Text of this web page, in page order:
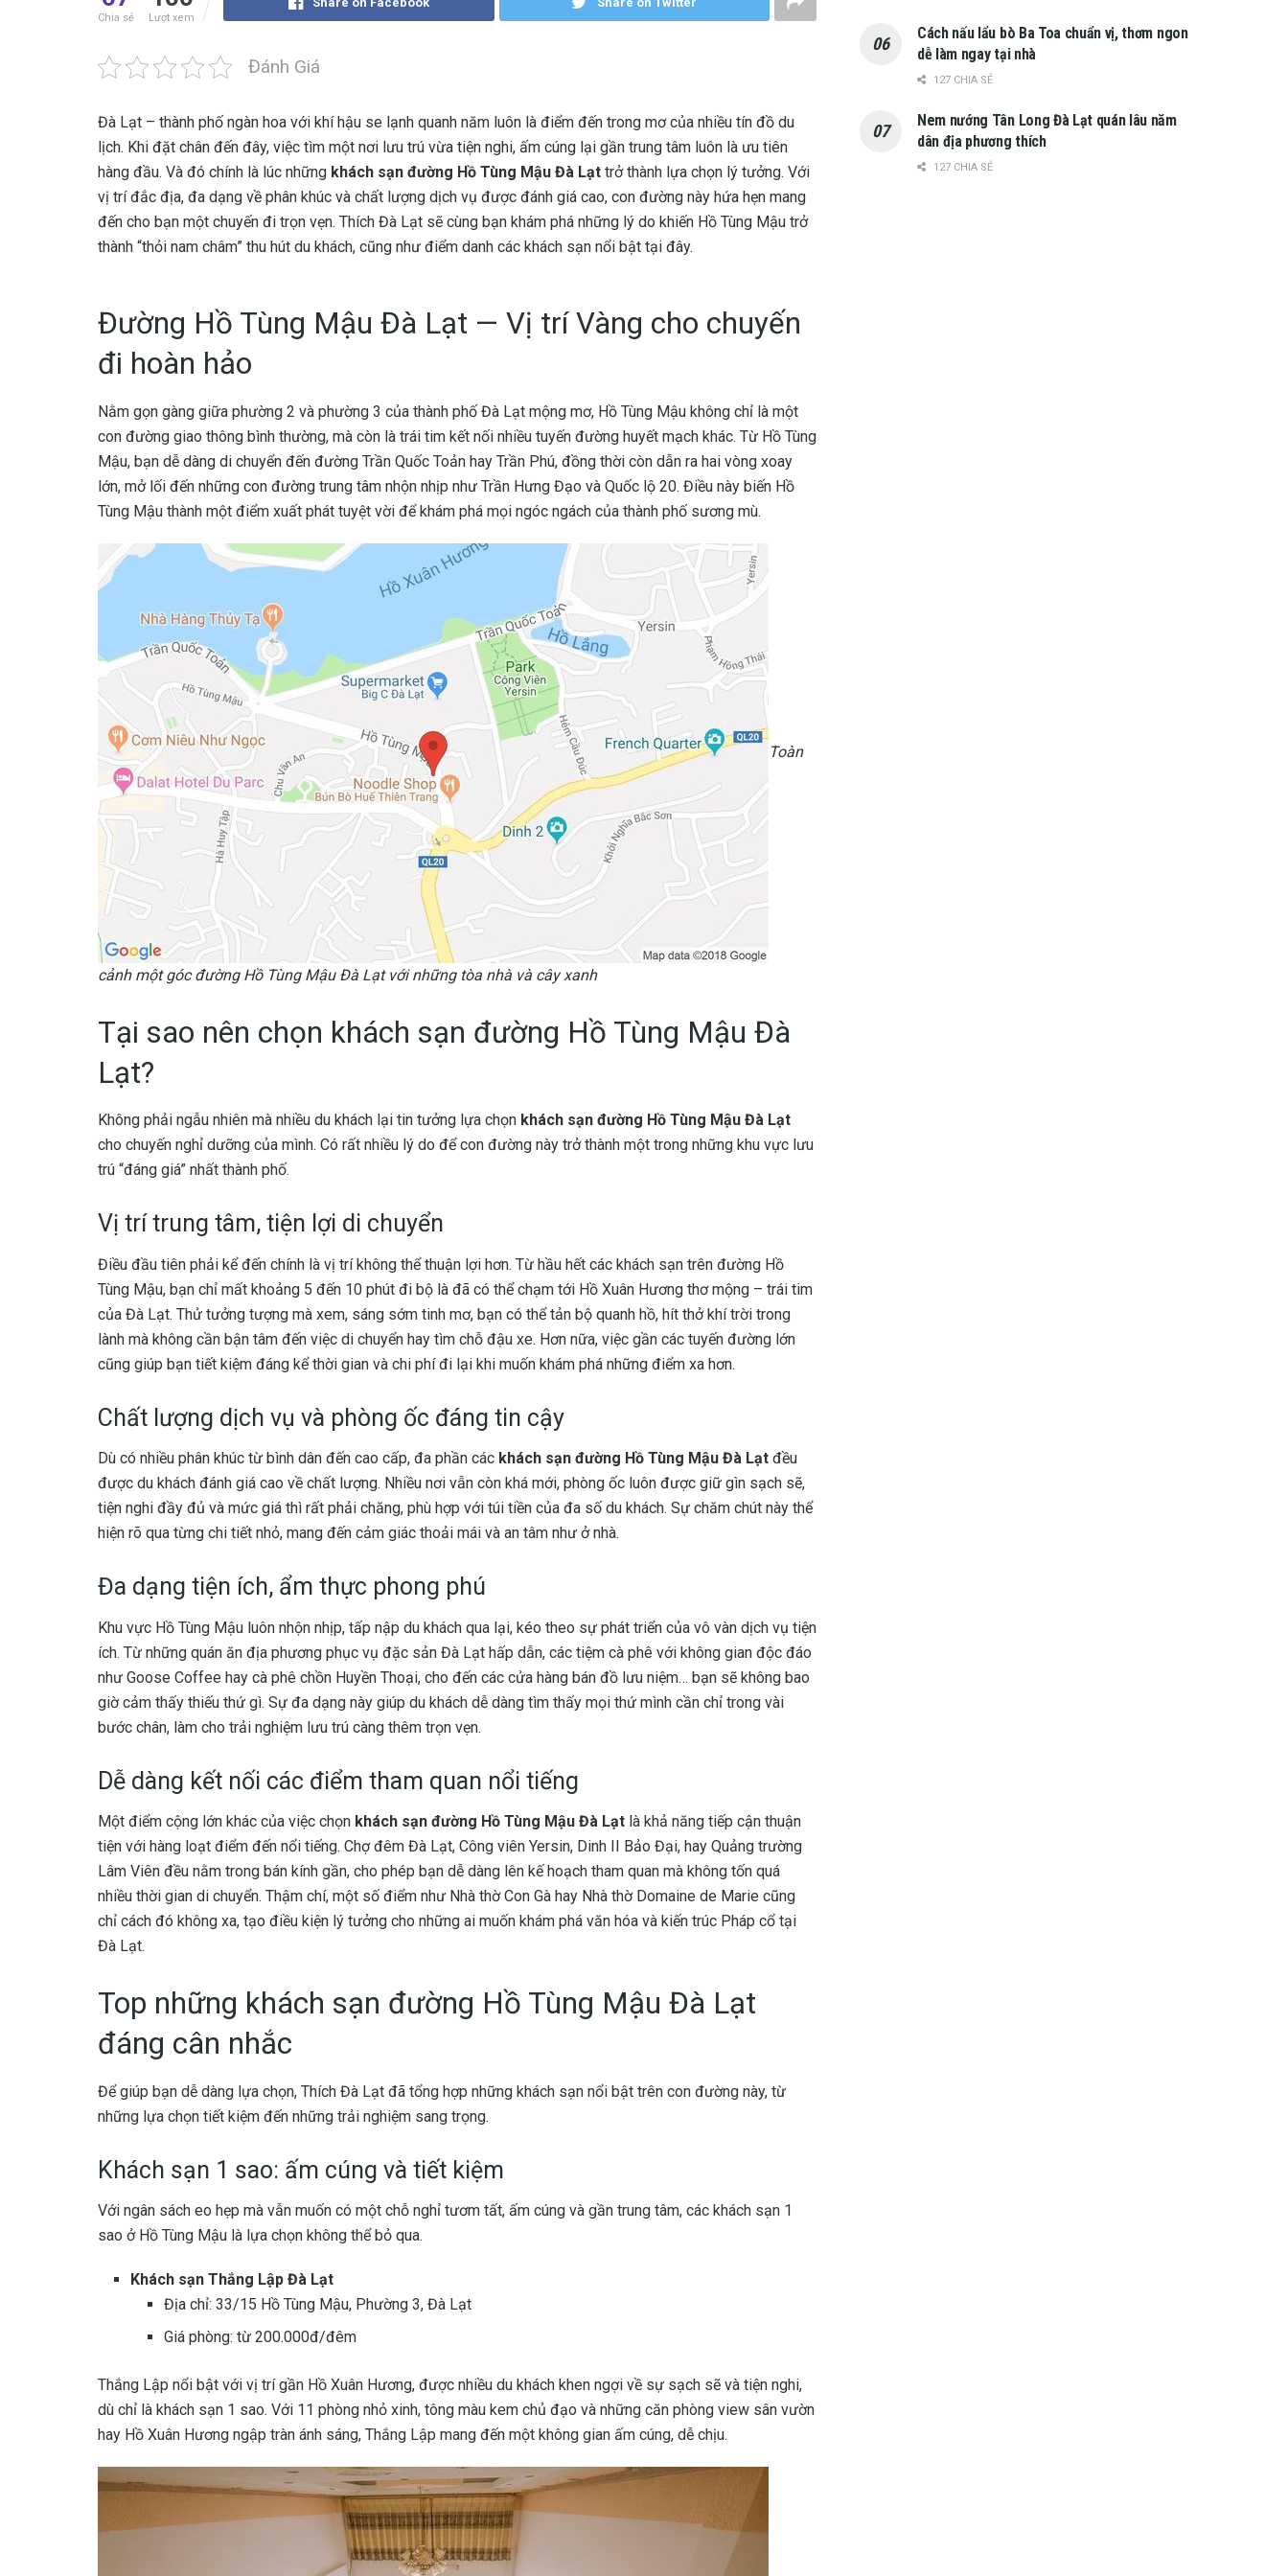
Chia sẻ Lượt xem
Đánh Giá
Đà Lạt – thành phố ngàn hoa với khí hậu se lạnh quanh năm luôn là điểm đến trong mơ của nhiều tín đồ du
lịch. Khi đặt chân đến đây, việc tìm một nơi lưu trú vừa tiện nghi, ấm cúng lại gần trung tâm luôn là ưu tiên
hàng đầu. Và đó chính là lúc những khách sạn đường Hồ Tùng Mậu Đà Lạt trở thành lựa chọn lý tưởng. Với
vị trí đắc địa, đa dạng về phân khúc và chất lượng dịch vụ được đánh giá cao, con đường này hứa hẹn mang
đến cho bạn một chuyến đi trọn vẹn. Thích Đà Lạt sẽ cùng bạn khám phá những lý do khiến Hồ Tùng Mậu trở
thành “thỏi nam châm” thu hút du khách, cũng như điểm danh các khách sạn nổi bật tại đây.
Đường Hồ Tùng Mậu Đà Lạt — Vị trí Vàng cho chuyến
đi hoàn hảo
Nằm gọn gàng giữa phường 2 và phường 3 của thành phố Đà Lạt mộng mơ, Hồ Tùng Mậu không chỉ là một
con đường giao thông bình thường, mà còn là trái tim kết nối nhiều tuyến đường huyết mạch khác. Từ Hồ Tùng
Mậu, bạn dễ dàng di chuyển đến đường Trần Quốc Toản hay Trần Phú, đồng thời còn dẫn ra hai vòng xoay
lớn, mở lối đến những con đường trung tâm nhộn nhịp như Trần Hưng Đạo và Quốc lộ 20. Điều này biến Hồ
Tùng Mậu thành một điểm xuất phát tuyệt vời để khám phá mọi ngóc ngách của thành phố sương mù.
Toàn
cảnh một góc đường Hồ Tùng Mậu Đà Lạt với những tòa nhà và cây xanh
Tại sao nên chọn khách sạn đường Hồ Tùng Mậu Đà
Lạt?
Không phải ngẫu nhiên mà nhiều du khách lại tin tưởng lựa chọn khách sạn đường Hồ Tùng Mậu Đà Lạt
cho chuyến nghỉ dưỡng của mình. Có rất nhiều lý do để con đường này trở thành một trong những khu vực lưu
trú “đáng giá” nhất thành phố.
Vị trí trung tâm, tiện lợi di chuyển
Điều đầu tiên phải kể đến chính là vị trí không thể thuận lợi hơn. Từ hầu hết các khách sạn trên đường Hồ
Tùng Mậu, bạn chỉ mất khoảng 5 đến 10 phút đi bộ là đã có thể chạm tới Hồ Xuân Hương thơ mộng – trái tim
của Đà Lạt. Thử tưởng tượng mà xem, sáng sớm tinh mơ, bạn có thể tản bộ quanh hồ, hít thở khí trời trong
lành mà không cần bận tâm đến việc di chuyển hay tìm chỗ đậu xe. Hơn nữa, việc gần các tuyến đường lớn
cũng giúp bạn tiết kiệm đáng kể thời gian và chi phí đi lại khi muốn khám phá những điểm xa hơn.
Chất lượng dịch vụ và phòng ốc đáng tin cậy
Dù có nhiều phân khúc từ bình dân đến cao cấp, đa phần các khách sạn đường Hồ Tùng Mậu Đà Lạt đều
được du khách đánh giá cao về chất lượng. Nhiều nơi vẫn còn khá mới, phòng ốc luôn được giữ gìn sạch sẽ,
tiện nghi đầy đủ và mức giá thì rất phải chăng, phù hợp với túi tiền của đa số du khách. Sự chăm chút này thể
hiện rõ qua từng chi tiết nhỏ, mang đến cảm giác thoải mái và an tâm như ở nhà.
Đa dạng tiện ích, ẩm thực phong phú
Khu vực Hồ Tùng Mậu luôn nhộn nhịp, tấp nập du khách qua lại, kéo theo sự phát triển của vô vàn dịch vụ tiện
ích. Từ những quán ăn địa phương phục vụ đặc sản Đà Lạt hấp dẫn, các tiệm cà phê với không gian độc đáo
như Goose Coffee hay cà phê chồn Huyền Thoại, cho đến các cửa hàng bán đồ lưu niệm… bạn sẽ không bao
giờ cảm thấy thiếu thứ gì. Sự đa dạng này giúp du khách dễ dàng tìm thấy mọi thứ mình cần chỉ trong vài
bước chân, làm cho trải nghiệm lưu trú càng thêm trọn vẹn.
Dễ dàng kết nối các điểm tham quan nổi tiếng
Một điểm cộng lớn khác của việc chọn khách sạn đường Hồ Tùng Mậu Đà Lạt là khả năng tiếp cận thuận
tiện với hàng loạt điểm đến nổi tiếng. Chợ đêm Đà Lạt, Công viên Yersin, Dinh II Bảo Đại, hay Quảng trường
Lâm Viên đều nằm trong bán kính gần, cho phép bạn dễ dàng lên kế hoạch tham quan mà không tốn quá
nhiều thời gian di chuyển. Thậm chí, một số điểm như Nhà thờ Con Gà hay Nhà thờ Domaine de Marie cũng
chỉ cách đó không xa, tạo điều kiện lý tưởng cho những ai muốn khám phá văn hóa và kiến trúc Pháp cổ tại
Đà Lạt.
Top những khách sạn đường Hồ Tùng Mậu Đà Lạt
đáng cân nhắc
Để giúp bạn dễ dàng lựa chọn, Thích Đà Lạt đã tổng hợp những khách sạn nổi bật trên con đường này, từ
những lựa chọn tiết kiệm đến những trải nghiệm sang trọng.
Khách sạn 1 sao: ấm cúng và tiết kiệm
Với ngân sách eo hẹp mà vẫn muốn có một chỗ nghỉ tươm tất, ấm cúng và gần trung tâm, các khách sạn 1
sao ở Hồ Tùng Mậu là lựa chọn không thể bỏ qua.
Khách sạn Thắng Lập Đà Lạt
Địa chỉ: 33/15 Hồ Tùng Mậu, Phường 3, Đà Lạt
Giá phòng: từ 200.000đ/đêm
Thắng Lập nổi bật với vị trí gần Hồ Xuân Hương, được nhiều du khách khen ngợi về sự sạch sẽ và tiện nghi,
dù chỉ là khách sạn 1 sao. Với 11 phòng nhỏ xinh, tông màu kem chủ đạo và những căn phòng view sân vườn
hay Hồ Xuân Hương ngập tràn ánh sáng, Thắng Lập mang đến một không gian ấm cúng, dễ chịu.
Cách nấu lẩu bò Ba Toa chuẩn vị, thơm ngon
dễ làm ngay tại nhà
127 CHIA SẺ
Nem nướng Tân Long Đà Lạt quán lâu năm
dân địa phương thích
127 CHIA SẺ